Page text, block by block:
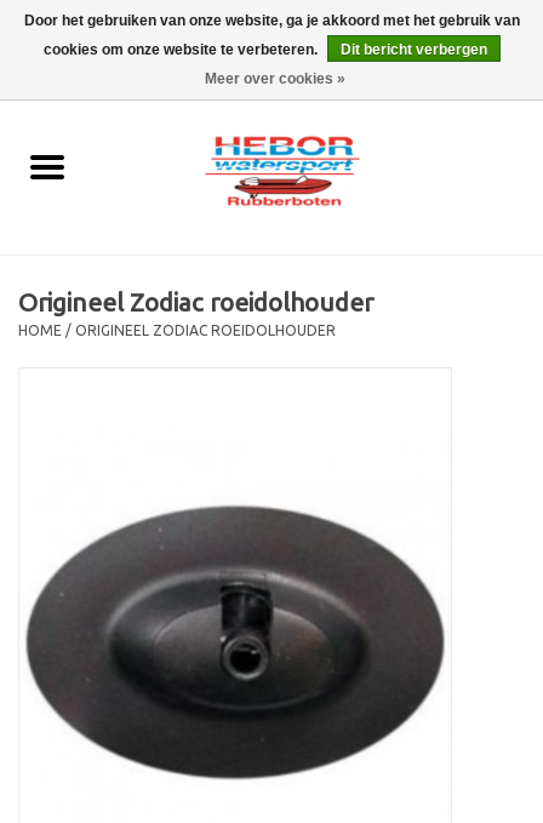
0 Artikelen - €0,00
Outboard
Trailer
Contact
Origineel Zodiac roeidolhouder
HOME / ORIGINEEL ZODIAC ROEIDOLHOUDER
Door het gebruiken van onze website, ga je akkoord met het gebruik van
cookies om onze website te verbeteren.
Dit bericht verbergen
Meer over cookies »